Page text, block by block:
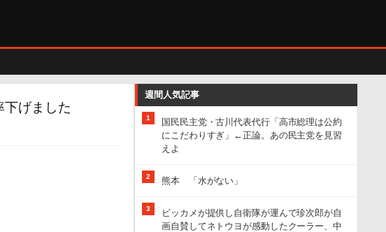
下げました
週間人気記事
1
国民民主党・古川代表代行「高市総理は公約
にこだわりすぎ」←正論。あの民主党を見習
えよ
2 熊本 「水がない」
3
ビッカメが提供し自衛隊が運んで珍次郎が自
画自賛してネトウヨが感動したクーラー、中